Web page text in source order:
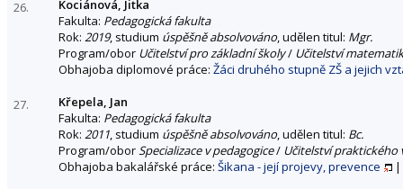
26.
Kociánová, Jitka
Fakulta: Pedagogická fakulta
Rok: 2019, studium úspěšně absolvováno, udělen titul: Mgr.
Program/obor Učitelství pro základní školy/ Učitelství
Obhajoba diplomové práce: Žáci druhého stupně ZŠ a jejich
27.
Křepela, Jan
Fakulta: Pedagogická fakulta
Rok: 2011, studium úspěšně absolvováno, udělen titul: Bc.
Program/oborSpecializace v pedagogice/ Učitelství praktického
Obhajoba bakalářské práce: Šikana - její projevy, prevence |